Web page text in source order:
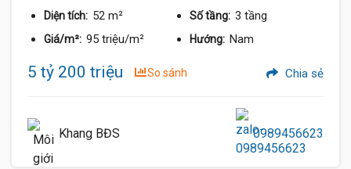
Diện tích: 52 m² Số tầng: 3 tầng
Giá/m²: 95 triệu/m² Hướng: Nam
5 tỷ 200 triệu So sánh Chia sẻ
Khang BĐS 0989456623